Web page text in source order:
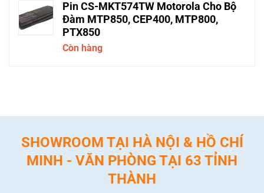
Pin CS-MKT574TW Motorola Cho Bộ
Đàm MTP850, CEP400, MTP800,
PTX850
Còn hàng
SHOWROOM TẠI HÀ NỘI & HỒ CHÍ
MINH - VĂN PHÒNG TẠI 63 TỈNH
THÀNH